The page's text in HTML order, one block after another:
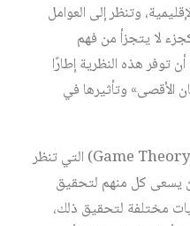
وتنظر إلى العوامل
لا يتجزأ من فهم
توفر هذه النظرية إطارًا
الأقصى» وتأثيرها في
كما يمكن استدعاء نظرية اللعب (Game Theory) التي تنظر
يسعى كل منهم لتحقيق
مختلفة لتحقيق ذلك،